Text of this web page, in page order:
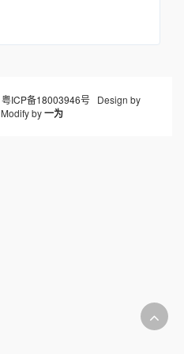
粤ICP备18003946号 Design by
Modify by一为